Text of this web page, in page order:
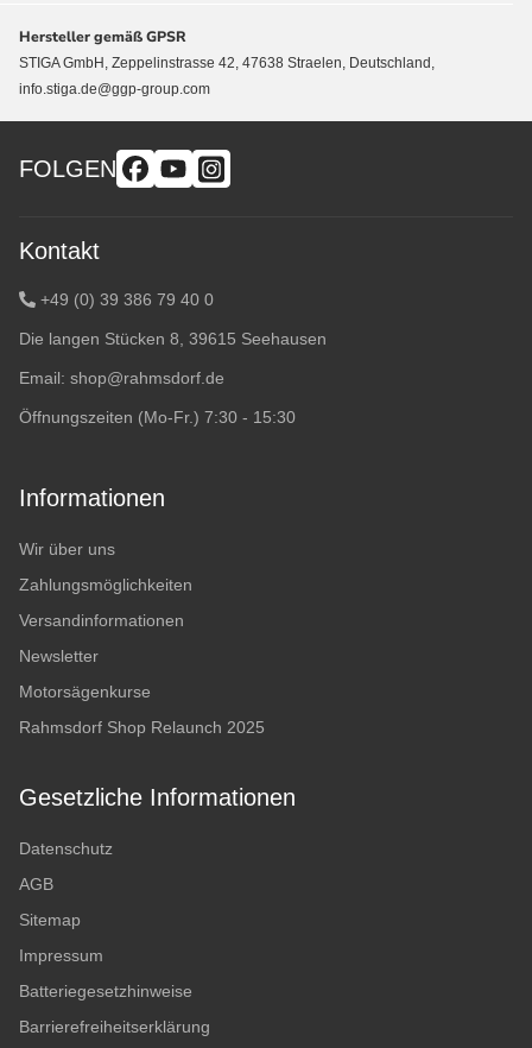
Hersteller gemäß GPSR
STIGA GmbH, Zeppelinstrasse 42, 47638 Straelen, Deutschland,
info.stiga.de@ggp-group.com
FOLGEN
Kontakt
+49 (0) 39 386 79 40 0
Die langen Stücken 8, 39615 Seehausen
Email: shop@rahmsdorf.de
Öffnungszeiten (Mo-Fr.) 7:30 - 15:30
Informationen
Wir über uns
Zahlungsmöglichkeiten
Versandinformationen
Newsletter
Motorsägenkurse
Rahmsdorf Shop Relaunch 2025
Gesetzliche Informationen
Datenschutz
AGB
Sitemap
Impressum
Batteriegesetzhinweise
Barrierefreiheitserklärung